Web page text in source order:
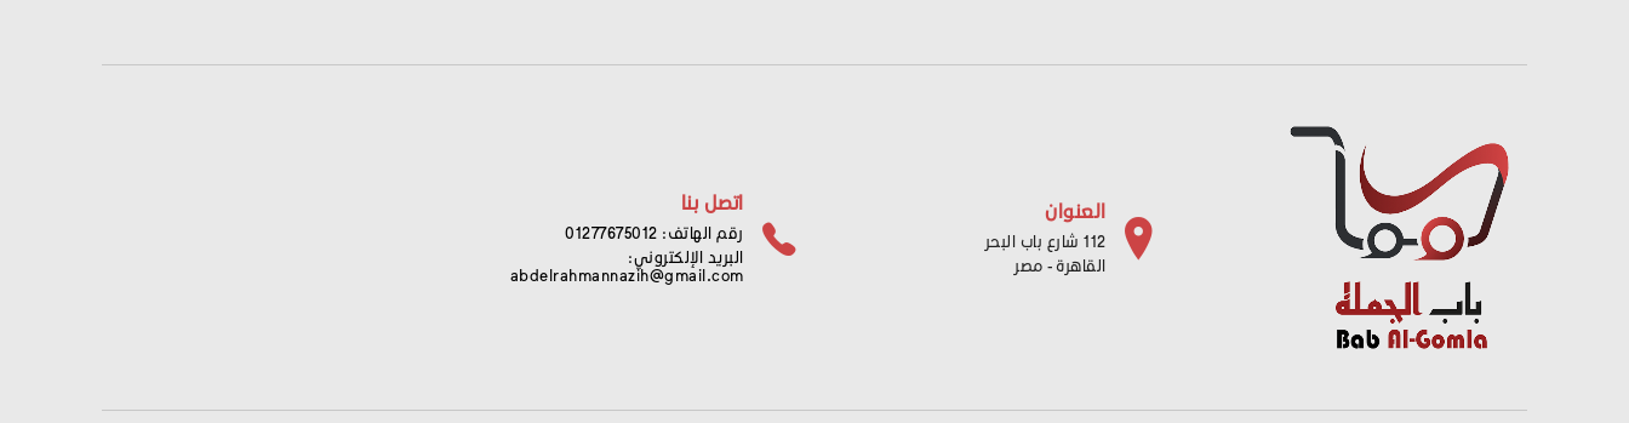
العنوان
112 شارع باب البحر
القاهرة - مصر
اتصل بنا
رقم الهاتف: 01277675012
البريد الإلكتروني:
abdelrahmannazih@gmail.com